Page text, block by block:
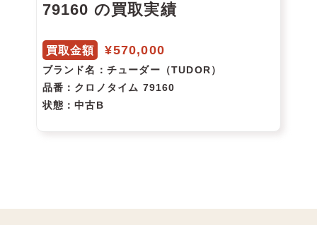
79160 の買取実績
買取金額 ¥570,000
ブランド名 ：チューダー（TUDOR）
品番 ：クロノタイム 79160
状態 ：中古B